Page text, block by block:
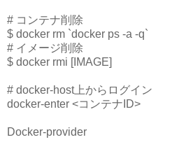
# コンテナ削除
$ docker rm `docker ps -a -q`
# イメージ削除
$ docker rmi [IMAGE]
# docker-host上からログイン
docker-enter <コンテナID>
Docker-provider